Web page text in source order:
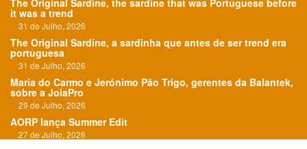
The Original Sardine, the sardine that was Portuguese before
it was a trend
31 de Julho, 2026
The Original Sardine, a sardinha que antes de ser trend era
portuguesa
31 de Julho, 2026
Maria do Carmo e Jerónimo Pão Trigo, gerentes da Balantek,
sobre a JoiaPro
29 de Julho, 2026
AORP lança Summer Edit
27 de Julho, 2026